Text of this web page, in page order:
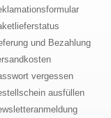
und Bezahlung
vergessen
ausfüllen